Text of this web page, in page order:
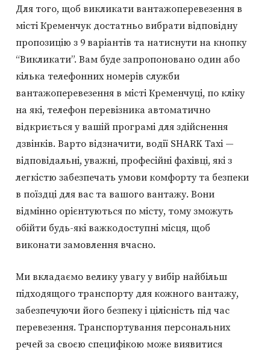
Для того, щоб викликати вантажоперевезення в
місті Кременчук достатньо вибрати відповідну
пропозицію з 9 варіантів та натиснути на кнопку
“Викликати”. Вам буде запропоновано один або
кілька телефонних номерів служби
вантажоперевезення в місті Кременчуці, по кліку
на які, телефон перевізника автоматично
відкриється у вашій програмі для здійснення
дзвінків. Варто відзначити, водії SHARK Taxi —
відповідальні, уважні, професійні фахівці, які з
легкістю забезпечать умови комфорту та безпеки
в поїздці для вас та вашого вантажу. Вони
відмінно орієнтуються по місту, тому зможуть
обійти будь-які важкодоступні місця, щоб
виконати замовлення вчасно.
Ми вкладаємо велику увагу у вибір найбільш
підходящого транспорту для кожного вантажу,
забезпечуючи його безпеку і цілісність під час
перевезення. Транспортування персональних
речей за своєю специфікою може виявитися